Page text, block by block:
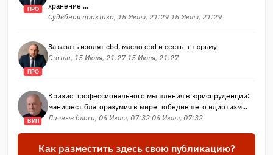
ПРО
хранение ...
Судебная практика, 15 Июля, 21:29 15 Июля, 21:29
ПРО
Заказать изолят cbd, масло cbd и сесть в тюрьму
Статьи, 15 Июля, 21:27 15 Июля, 21:27
ВИП
Кризис профессионального мышления в юриспруденции:
манифест благоразумия в мире победившего идиотизм...
Личные блоги, 06 Июля, 07:32 06 Июля, 07:32
Как разместить здесь свою публикацию?